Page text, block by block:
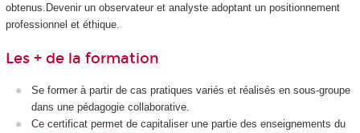
obtenus.Devenir un observateur et analyste adoptant un positionnement
professionnel et éthique.
Les + de la formation
Se former à partir de cas pratiques variés et réalisés en sous-groupe
dans une pédagogie collaborative.
Ce certificat permet de capitaliser une partie des enseignements du